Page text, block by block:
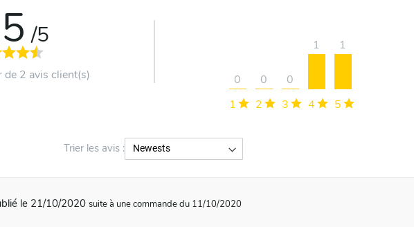
/5
de 2 avis client(s)
1
0
2
0
3
0
4
1
5
1
Trier les avis :
le 21/10/2020 suite à une commande du 11/10/2020